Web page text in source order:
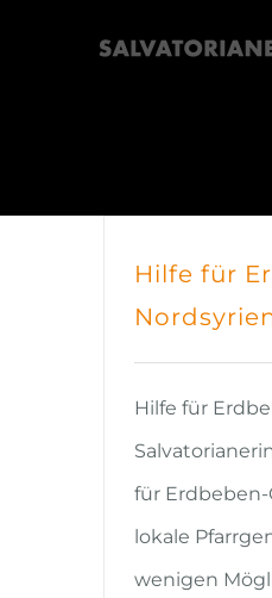
Hilfe für
Hilfe für
für
lokale
wenigen